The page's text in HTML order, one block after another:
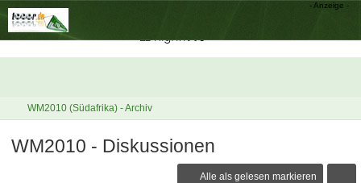
WM2010 (Südafrika) - Archiv
WM2010 - Diskussionen
Alle als gelesen markieren